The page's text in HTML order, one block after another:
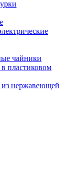
чайники
пластиковом
из нержавеющей